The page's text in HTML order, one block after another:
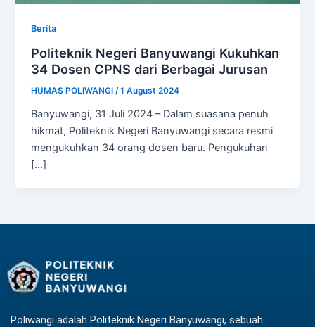
Berita
Politeknik Negeri Banyuwangi Kukuhkan
34 Dosen CPNS dari Berbagai Jurusan
HUMAS POLIWANGI /1 August 2024
Banyuwangi, 31 Juli 2024 – Dalam suasana penuh
hikmat, Politeknik Negeri Banyuwangi secara resmi
mengukuhkan 34 orang dosen baru. Pengukuhan
[…]
Poliwangi adalah Politeknik Negeri Banyuwangi, sebuah